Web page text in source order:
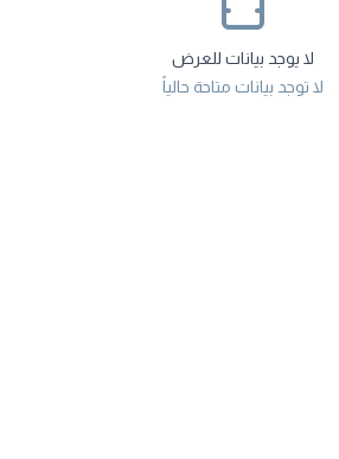
لا يوجد بيانات للعرض
لا توجد بيانات متاحة حالياً